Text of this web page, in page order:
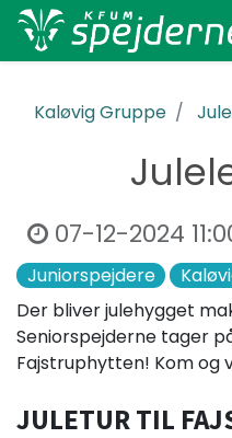
Kaløvig Gruppe
07-12-2024
Juniorspejdere
Der bliver julehygget
Seniorspejderne tager
Fajstruphytten! Kom og
JULETUR TIL